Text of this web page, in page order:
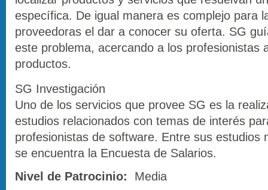
específica. De igual manera es complejo para
proveedoras el dar a conocer su oferta. SG
este problema, acercando a los profesionistas
productos.
SG Investigación
Uno de los servicios que provee SG es la
estudios relacionados con temas de interés
profesionistas de software. Entre sus estudios
se encuentra la Encuesta de Salarios.
Nivel de Patrocinio:
Media